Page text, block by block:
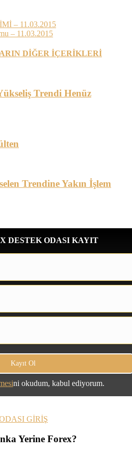
– 11.03.2015
– 11.03.2015
DİĞER İÇERİKLERİ
Trendi Henüz
Trendine Yakın İşlem
DESTEK ODASI KAYIT
ni okudum, kabul ediyorum.
GİRİŞ
Yerine Forex?